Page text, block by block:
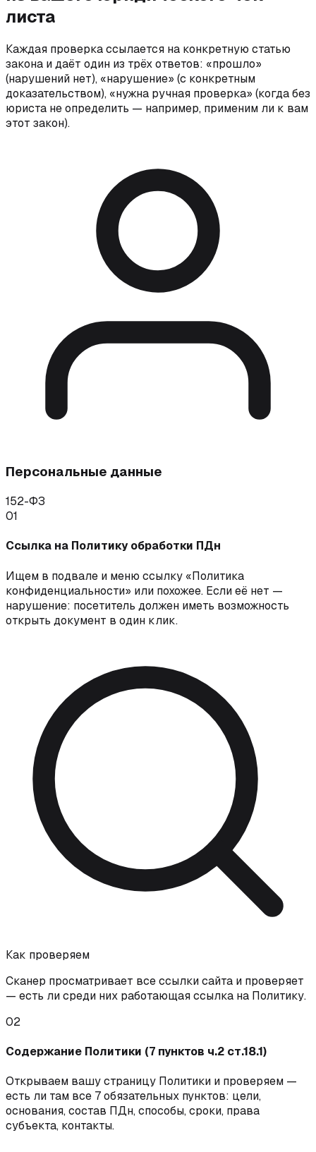
листа
Каждая проверка ссылается на конкретную статью
закона и даёт один из трёх ответов: «прошло»
(нарушений нет), «нарушение» (с конкретным
доказательством), «нужна ручная проверка» (когда без
юриста не определить — например, применим ли к вам
этот закон).
Персональные данные
152-ФЗ
01
Ссылка на Политику обработки ПДн
Ищем в подвале и меню ссылку «Политика
конфиденциальности» или похожее. Если её нет —
нарушение: посетитель должен иметь возможность
открыть документ в один клик.
Как проверяем
Сканер просматривает все ссылки сайта и проверяет
— есть ли среди них работающая ссылка на Политику.
02
Содержание Политики (7 пунктов ч.2 ст.18.1)
Открываем вашу страницу Политики и проверяем —
есть ли там все 7 обязательных пунктов: цели,
основания, состав ПДн, способы, сроки, права
субъекта, контакты.